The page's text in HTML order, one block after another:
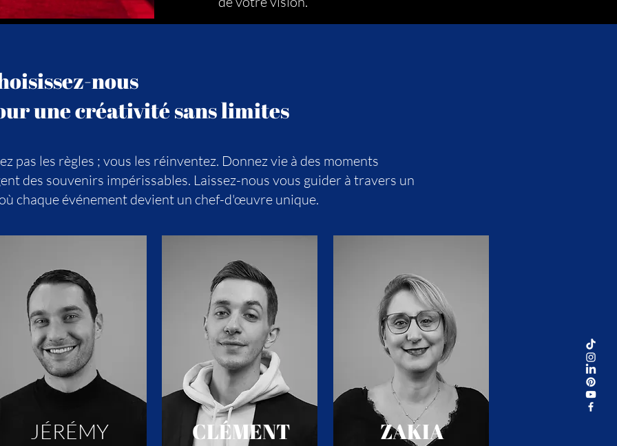
nous
une créativité sans limites
pas les règles ; vous les réinventez. Donnez vie à des moments
des souvenirs impérissables. Laissez-nous vous guider à travers un
chaque événement devient un chef-d'œuvre unique.
JÉRÉMY CLÉMENT ZAKIA